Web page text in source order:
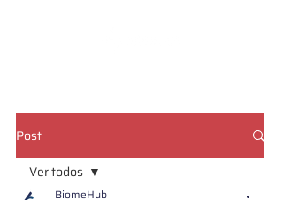
Post
Ver todos
BiomeHub